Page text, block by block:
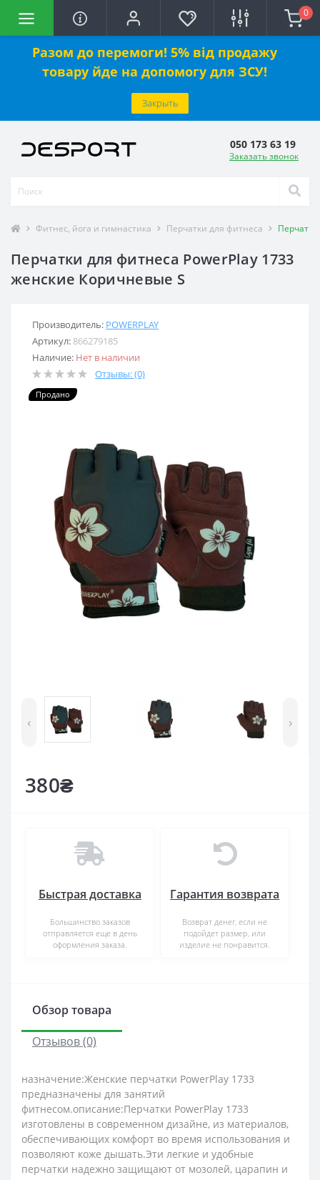
Разом до перемоги! 5% від продажу
товару йде на допомогу для ЗСУ!
Закрыть
0
050 173 63 19
Заказать звонок
Фитнес, йога и гимнастика Перчатки для фитнеса
Перчатки для фитнеса PowerPlay 1733
женские Коричневые S
Производитель: POWERPLAY
Артикул: 866279185
Наличие: Нет в наличии
Отзывы: (0)
Продано
‹ ›
380₴
Быстрая доставка
Большинство заказов
отправляется еще в день
оформления заказа.
Гарантия возврата
Возврат денег, если не
подойдет размер, или
изделие не понравится.
Обзор товара
Отзывов (0)
назначение:Женские перчатки PowerPlay 1733
предназначены для занятий
фитнесом.описание:Перчатки PowerPlay 1733
изготовлены в современном дизайне, из материалов,
обеспечивающих комфорт во время использования и
позволяют коже дышать.Эти легкие и удобные
перчатки надежно защищают от мозолей, царапин и